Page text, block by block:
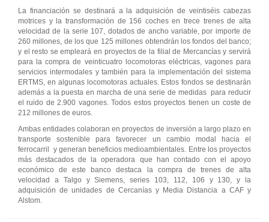
La financiación se destinará a la adquisición de veintiséis cabezas
motrices y la transformación de 156 coches en trece trenes de alta
velocidad de la serie 107, dotados de ancho variable, por importe de
260 millones, de los que 125 millones obtendrán los fondos del banco;
y el resto se empleará en proyectos de la filial de Mercancías y servirá
para la compra de veinticuatro locomotoras eléctricas, vagones para
servicios intermodales y también para la implementación del sistema
ERTMS, en algunas locomotoras actuales. Estos fondos se destinarán
además a la puesta en marcha de una serie de medidas para reducir
el ruido de 2.900 vagones. Todos estos proyectos tienen un coste de
212 millones de euros.
Ambas entidades colaboran en proyectos de inversión a largo plazo en
transporte sostenible para favorecer un cambio modal hacia el
ferrocarril y generan beneficios medioambientales. Entre los proyectos
más destacados de la operadora que han contado con el apoyo
económico de este banco destaca la compra de trenes de alta
velocidad a Talgo y Siemens, series 103, 112, 106 y 130, y la
adquisición de unidades de Cercanías y Media Distancia a CAF y
Alstom.